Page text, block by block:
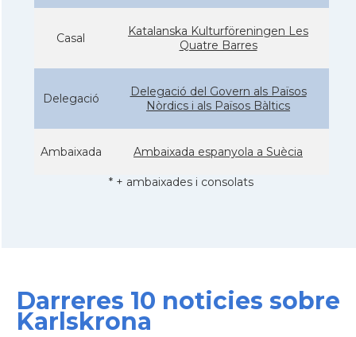
Casal
Katalanska Kulturföreningen Les
Quatre Barres
Delegació
Delegació del Govern als Països
Nòrdics i als Països Bàltics
Ambaixada Ambaixada espanyola a Suècia
* + ambaixades i consolats
Darreres 10 noticies sobre
Karlskrona